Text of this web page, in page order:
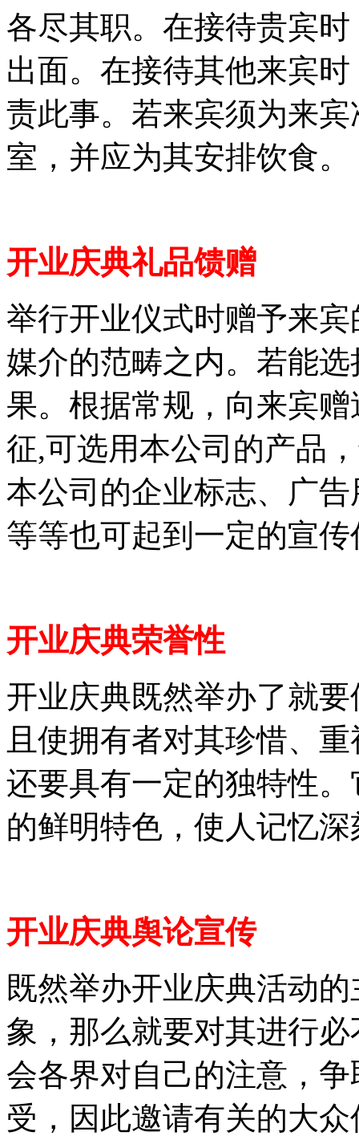
各尽其职。在接待贵宾
出面。在接待其他来宾
责此事。若来宾须为来
室，并应为其安排饮食。
开业庆典礼品馈赠
举行开业仪式时赠予来
媒介的范畴之内。若能
果。根据常规，向来宾
征,可选用本公司的产品
本公司的企业标志、广
等等也可起到一定的宣传
开业庆典荣誉性
开业庆典既然举办了就
且使拥有者对其珍惜、
还要具有一定的独特性
的鲜明特色，使人记忆深
开业庆典舆论宣传
既然举办开业庆典活动
象，那么就要对其进行
会各界对自己的注意，
受，因此邀请有关的大